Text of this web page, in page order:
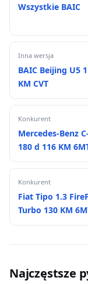
Wszystkie BAIC
Inna wersja
BAIC Beijing U5
KM CVT
Konkurent
Mercedes-Benz
180 d 116 KM
Konkurent
Fiat Tipo 1.3
Turbo 130 KM
Najczęstsze